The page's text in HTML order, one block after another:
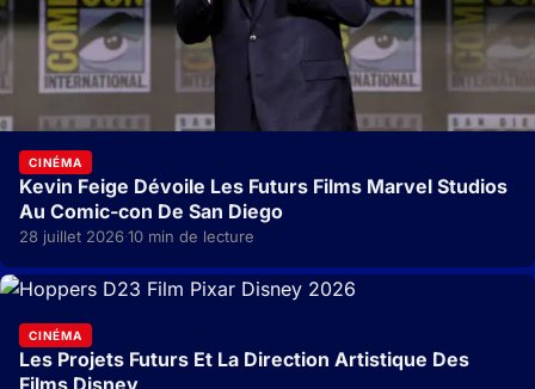
CINÉMA
Kevin Feige Dévoile Les Futurs Films Marvel Studios
Au Comic-con De San Diego
28 juillet 2026·10 min de lecture
CINÉMA
Les Projets Futurs Et La Direction Artistique Des
Films Disney